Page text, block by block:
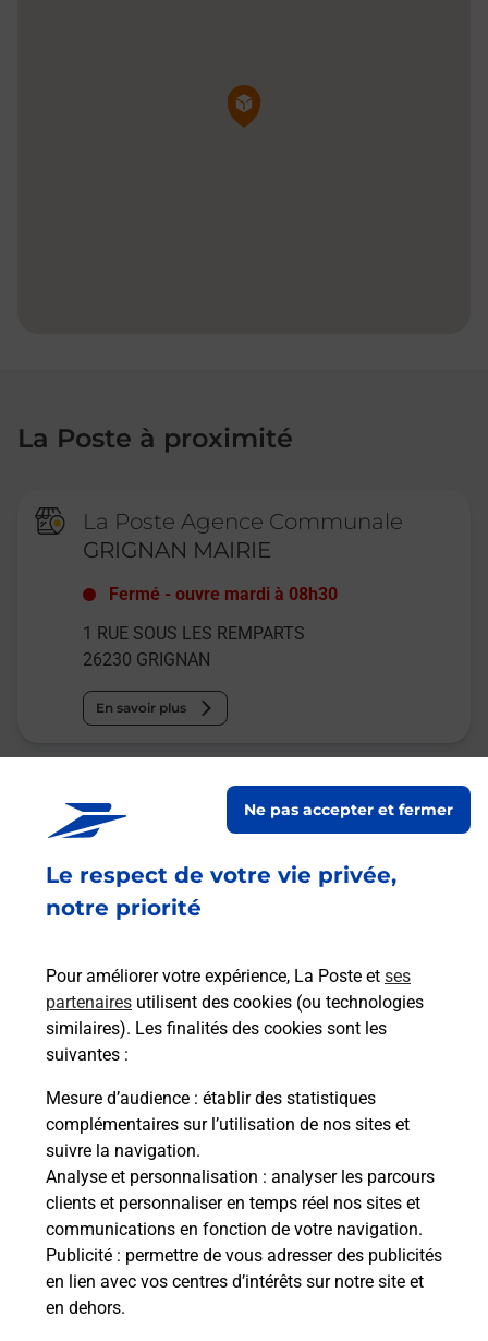
Le respect de votre vie privée,
notre priorité
Pour améliorer votre expérience, La Poste et ses
partenaires utilisent des cookies (ou technologies
similaires). Les finalités des cookies sont les
suivantes :
Mesure d’audience : établir des statistiques
complémentaires sur l’utilisation de nos sites et
suivre la navigation.
Analyse et personnalisation : analyser les parcours
clients et personnaliser en temps réel nos sites et
communications en fonction de votre navigation.
Publicité : permettre de vous adresser des publicités
en lien avec vos centres d’intérêts sur notre site et
en dehors.
Ne pas accepter et fermer
Pin de la carte
La Poste à proximité
La Poste Agence Communale
GRIGNAN MAIRIE
Fermé -ouvre mardi à 08h30
1 RUE SOUS LES REMPARTS
26230 GRIGNAN
En savoir plus
Relais Pickup
LES SAVEURS DU TERROIR
Fermé- jusqu'à
08h30
1 RUE DU GRAND FAUBOURG
En savoir plus
Malin !
La Poste
en ligne
Ouvert 24h/24
En savoir plus